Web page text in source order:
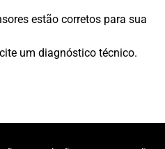
estão corretos para sua
um diagnóstico técnico.